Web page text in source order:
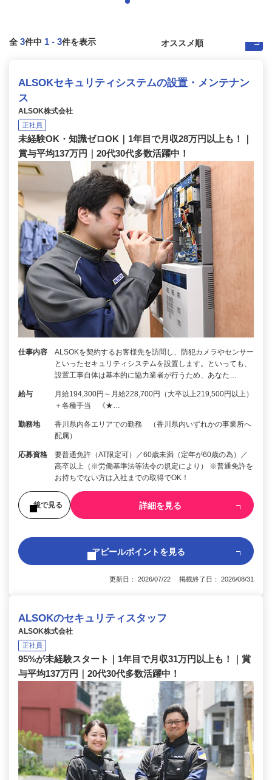
全 3件中 1 - 3件を表示
ALSOKセキュリティシステムの設置・メンテナン
ス
ALSOK株式会社
正社員
未経験OK・知識ゼロOK｜1年目で月収28万円以上も！｜
賞与平均137万円｜20代30代多数活躍中！
仕事内容
ALSOKを契約するお客様先を訪問し、防犯カメラやセンサー
といったセキュリティシステムを設置します。といっても、
設置工事自体は基本的に協力業者が行うため、あなた…
給与
月給194,300円～月給228,700円（大卒以上219,500円以上）
＋各種手当 《★…
勤務地
香川県内各エリアでの勤務 （香川県内いずれかの事業所へ
配属）
応募資格
要普通免許（AT限定可）／60歳未満（定年が60歳の為）／
高卒以上（※労働基準法等法令の規定により） ※普通免許を
お持ちでない方は入社までの取得でOK！
後で見る 詳細を見る
アピールポイントを見る
更新日： 2026/07/22 掲載終了日： 2026/08/31
ALSOKのセキュリティスタッフ
ALSOK株式会社
正社員
95%が未経験スタート｜1年目で月収31万円以上も！｜賞
与平均137万円｜20代30代多数活躍中！